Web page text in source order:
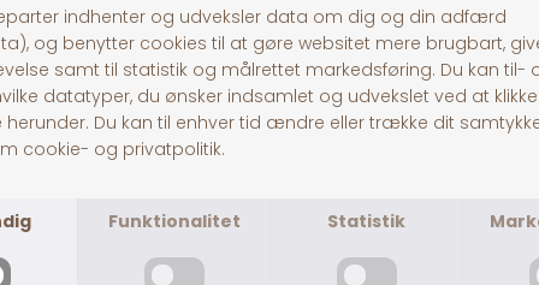
Pitó Auning
Centervej 10A
8963 Auning
CVR
© Pitó 2024, CVR 32696589